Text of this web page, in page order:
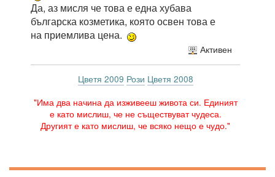
Да, аз мисля че това е една хубава
българска козметика, която освен това е
на приемлива цена.
Активен
Цветя 2009 Рози Цветя 2008
"Има два начина да изживееш живота си. Единият
е като мислиш, че не съществуват чудеса.
Другият е като мислиш, че всяко нещо е чудо."